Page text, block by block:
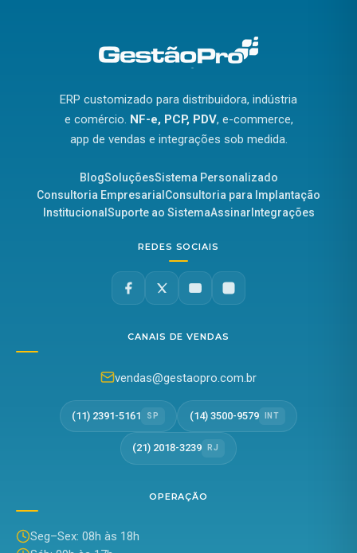
ERP customizado para distribuidora, indústria
e comércio. NF-e, PCP, PDV, e-commerce,
app de vendas e integrações sob medida.
BlogSoluçõesSistema Personalizado
Consultoria Empresarial Consultoria para Implantação
Institucional Suporte ao SistemaAssinar Integrações
REDES SOCIAIS
CANAIS DE VENDAS
vendas@gestaopro.com.br
(11) 2391-5161 SP (14) 3500-9579 INT
(21) 2018-3239 RJ
OPERAÇÃO
Seg–Sex: 08h às 18h